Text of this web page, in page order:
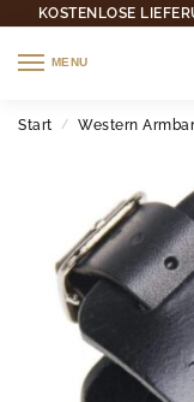
KOSTENLOSE
MENU
Start / Western